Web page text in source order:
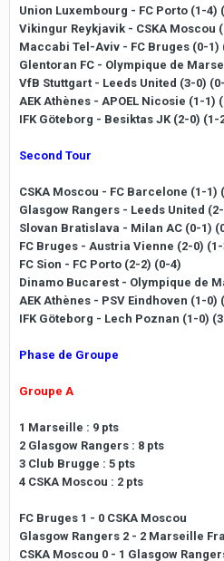
Union Luxembourg - FC Porto (1-4)
Vikingur Reykjavik - CSKA Moscou
Maccabi Tel-Aviv - FC Bruges (0-1)
Glentoran FC - Olympique de
VfB Stuttgart - Leeds United (3-0)
AEK Athènes - APOEL Nicosie (1-1)
IFK Göteborg - Besiktas JK (2-0) (1-
Second Tour
CSKA Moscou - FC Barcelone (1-1)
Glasgow Rangers - Leeds United
Slovan Bratislava - Milan AC (0-1)
FC Bruges - Austria Vienne (2-0) (1-
FC Sion - FC Porto (2-2) (0-4)
Dinamo Bucarest - Olympique de
AEK Athènes - PSV Eindhoven (1-0)
IFK Göteborg - Lech Poznan (1-0)
Phase de Groupe
Groupe A
1 Marseille : 9 pts
2 Glasgow Rangers : 8 pts
3 Club Brugge : 5 pts
4 CSKA Moscou : 2 pts
FC Bruges 1 - 0 CSKA Moscou
Glasgow Rangers 2 - 2 Marseille
CSKA Moscou 0 - 1 Glasgow